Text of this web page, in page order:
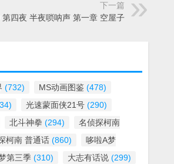
下一篇
第四夜 半夜唢呐声 第一章 空屋子
(732) MS动画图鉴 (478)
光速蒙面侠21号 (290)
北斗神拳 (294)
名侦探柯南
柯南 普通话 (860)
哆啦A梦
第三季 (310) 大志有话说 (299)